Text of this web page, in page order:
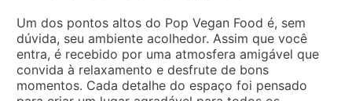
Um dos pontos altos do Pop Vegan Food é, sem
dúvida, seu ambiente acolhedor. Assim que você
entra, é recebido por uma atmosfera amigável que
convida à relaxamento e desfrute de bons
momentos. Cada detalhe do espaço foi pensado